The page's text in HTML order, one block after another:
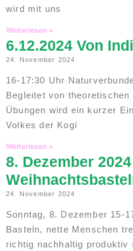
wird mit uns
Weiterlesen »
6.12.2024 Von
24. November 2024
16-17:30 Uhr
Begleitet von
Übungen wird ein kurzer
Volkes der Kogi
Weiterlesen »
8. Dezember
24. November 2024
Sonntag, 8. Dezember 15-
Basteln, nette Menschen
richtig nachhaltig produktiv